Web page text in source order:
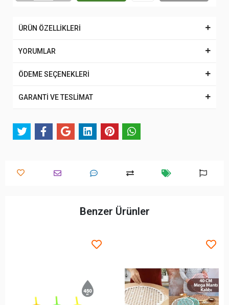
ÜRÜN ÖZELLİKLERİ
YORUMLAR
ÖDEME SEÇENEKLERİ
GARANTİ VE TESLİMAT
Benzer Ürünler